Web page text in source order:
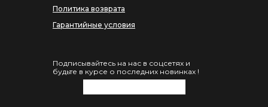
Подписывайтесь на нас в соцсетях и
будьте в курсе о последних новинках !
Политика возврата
Гарантийные условия